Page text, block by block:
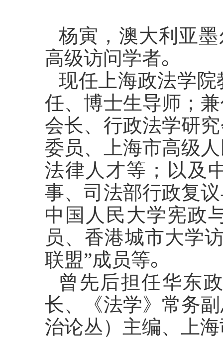
杨寅， 澳大利亚
高级访问学者。
现任上海政法学
任、博士生导师；
会长、行政法学研
委员、上海市高级
法律人才等；以及
事、司法部行政复
中国人民大学宪政
员、香港城市大学
联盟”成员等。
曾先后担任华东
长、《法学》常务
治论丛）主编、上